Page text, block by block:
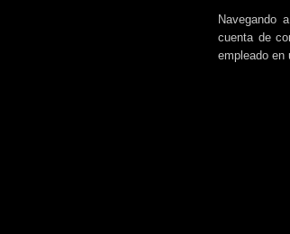
Navegando
cuenta de
empleado en